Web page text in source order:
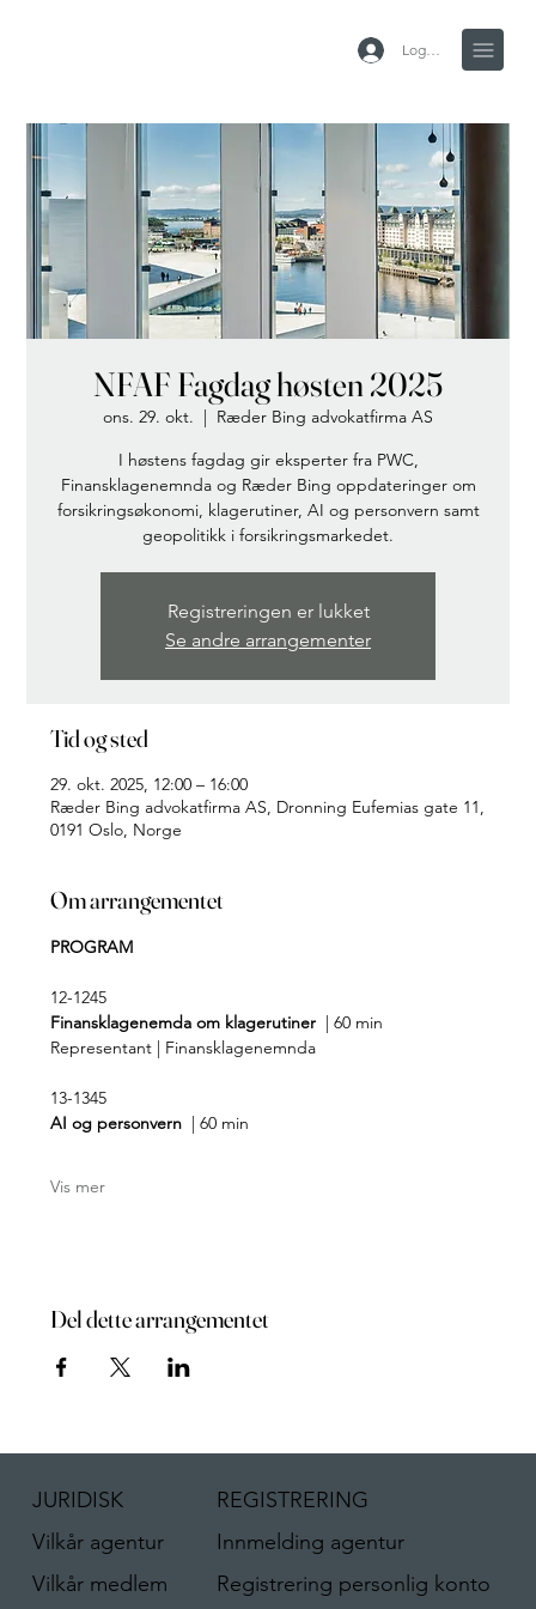
Logg inn
NFAF Fagdag høsten 2025
ons. 29. okt.
  |
Ræder Bing advokatfirma AS
I høstens fagdag gir eksperter fra PWC,
Finansklagenemnda og Ræder Bing oppdateringer om
forsikringsøkonomi, klagerutiner, AI og personvern samt
geopolitikk i forsikringsmarkedet.
Registreringen er lukket
Se andre arrangementer
Tid og sted
29. okt. 2025, 12:00 – 16:00
Ræder Bing advokatfirma AS, Dronning Eufemias gate 11,
0191 Oslo, Norge
Om arrangementet
PROGRAM
12-1245
Finansklagenemda om klagerutiner | 60 min
Representant | Finansklagenemnda
13-1345
AI og personvern | 60 min
Vis mer
Del dette arrangementet
JURIDISK
Vilkår agentur
Vilkår medlem
REGISTRERING
Innmelding agentur
Registrering personlig konto